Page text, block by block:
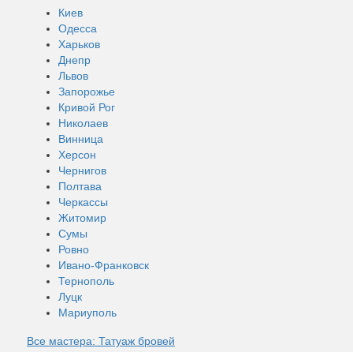
Киев
Одесса
Харьков
Днепр
Львов
Запорожье
Кривой Рог
Николаев
Винница
Херсон
Чернигов
Полтава
Черкассы
Житомир
Сумы
Ровно
Ивано-Франковск
Тернополь
Луцк
Мариуполь
Все мастера: Татуаж бровей